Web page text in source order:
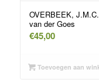
OVERBEEK,
van der Goes
€45,00
Toevoegen aan